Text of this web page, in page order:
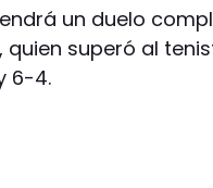
un duelo
quien superó al
6-4.